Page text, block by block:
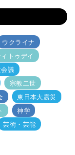
ウクライナ
トゥデイ
議
宗教二世
東日本大震災
神学
芸術・芸能